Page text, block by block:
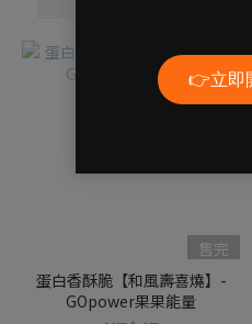
售完
蛋白香酥脆【和風壽喜燒】-
GOpower果果能量